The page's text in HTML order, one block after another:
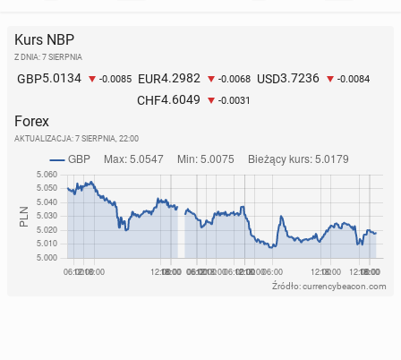
Kurs NBP
Z DNIA: 7 SIERPNIA
GBP5.0134 -0.0085 EUR4.2982 -0.0068 USD3.7236 -0.0084
CHF4.6049 -0.0031
Forex
AKTUALIZACJA: 7 SIERPNIA, 22:00
Źródło: currencybeacon.com